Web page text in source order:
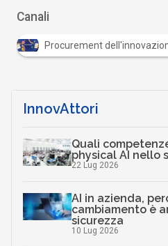
Canali
Procurement dell'innovazione
InnovAttori
Quali
physical AI nello
22 Lug 2026
AI in azienda,
cambiamento è
sicurezza
10 Lug 2026